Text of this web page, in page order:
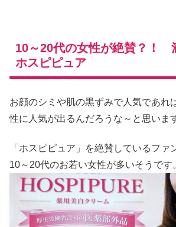
10～20代の女性が絶賛？！
ホスピピュア
お顔のシミや肌の黒ずみで人気であれ
性に人気が出るんだろうな～と思いま
「ホスピピュア」を絶賛しているファ
10～20代のお若い女性が多いそうです